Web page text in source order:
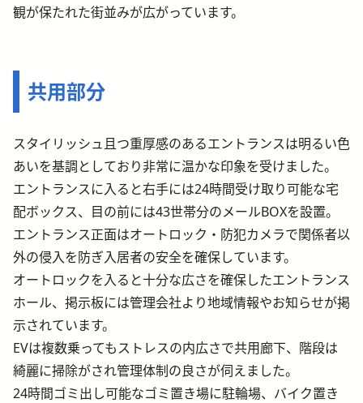
観が保たれた街並みが広がっています。
共用部分
スタイリッシュ且つ重厚感のあるエントランスは明るい色
あいを基調としており非常に温かな印象を受けました。
エントランスに入ると右手には24時間受け取り可能な宅
配ボックス、目の前には43世帯分のメールBOXを設置。
エントランス正面はオートロック・防犯カメラで関係者以
外の侵入を防ぎ入居者の安全を確保しています。
オートロックを入ると十分な広さを確保したエントランス
ホール、掲示板には管理会社より地域情報やお知らせが掲
示されています。
EVは複数乗ってもストレスの内広さで共用廊下、階段は
綺麗に掃除がされ管理体制の良さが伺えました。
24時間ゴミ出し可能なゴミ置き場に駐輪場、バイク置き